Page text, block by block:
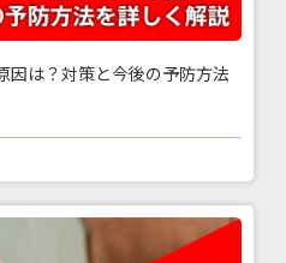
因は？対策と今後の予防方法